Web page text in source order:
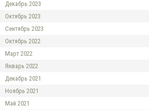
Декабрь 2023
Октябрь 2023
Сентябрь 2023
Октябрь 2022
Март 2022
Январь 2022
Декабрь 2021
Ноябрь 2021
Май 2021